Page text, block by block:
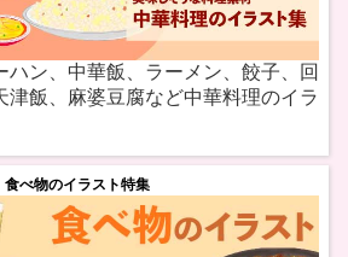
ハン、中華飯、ラーメン、餃子、回
津飯、麻婆豆腐など中華料理のイラ
食べ物のイラスト特集